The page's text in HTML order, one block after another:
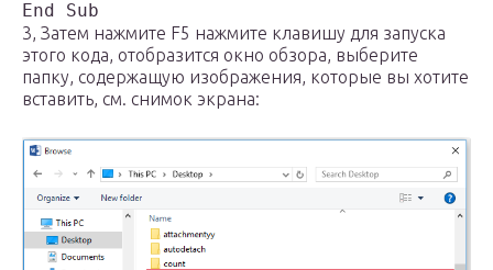
3, Затем нажмите F5 нажмите клавишу для запуска
этого кода, отобразится окно обзора, выберите
папку, содержащую изображения, которые вы хотите
вставить, см. снимок экрана: